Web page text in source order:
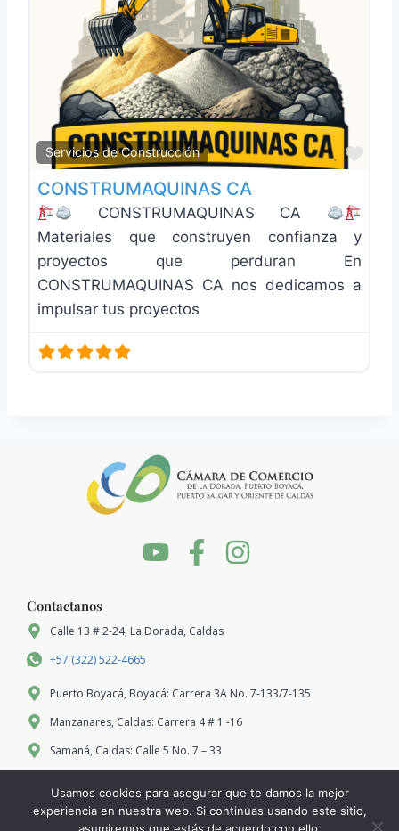
Servicios de Construcción
CONSTRUMAQUINAS CA
CONSTRUMAQUINAS CA
Materiales que construyen confianza y
proyectos que perduran En
CONSTRUMAQUINAS CA nos dedicamos a
impulsar tus proyectos
Contactanos
Calle 13 # 2-24, La Dorada, Caldas
+57 (322) 522-4665
Puerto Boyacá, Boyacá: Carrera 3A No. 7-133/7-135
Manzanares, Caldas: Carrera 4 # 1 -16
Samaná, Caldas: Calle 5 No. 7 – 33
Pensilvania, Caldas: Carrera 7 No. 5-21
Usamos cookies para asegurar que te damos la mejor
experiencia en nuestra web. Si continúas usando este sitio,